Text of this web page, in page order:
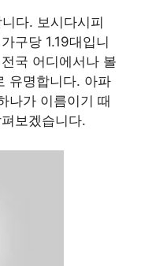
다. 보시다시피
구당 1.19대입니
국 어디에서나 볼
유명합니다. 아파
나가 이름이기 때
보겠습니다.